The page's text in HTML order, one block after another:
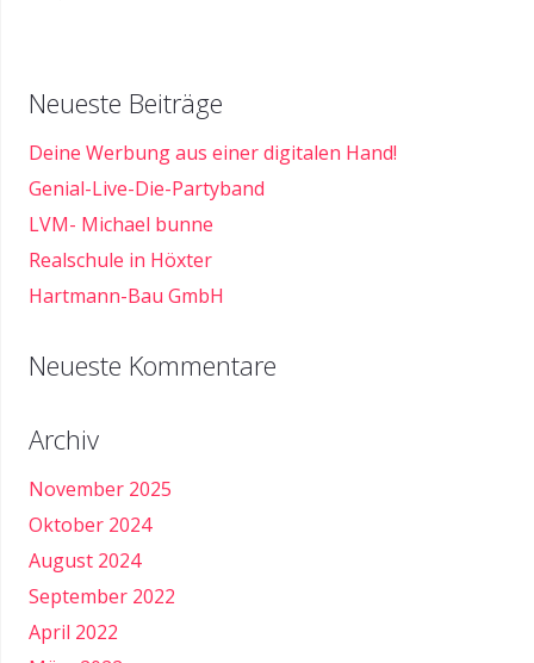
Neueste Beiträge
Deine Werbung aus einer digitalen Hand!
Genial-Live-Die-Partyband
LVM- Michael bunne
Realschule in Höxter
Hartmann-Bau GmbH
Neueste Kommentare
Archiv
November 2025
Oktober 2024
August 2024
September 2022
April 2022